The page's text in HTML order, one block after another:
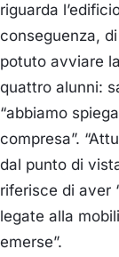
riguarda
conseguenza,
potuto avviare
quattro alunni:
“abbiamo
compresa”.
dal punto di
riferisce di aver
legate alla
emerse”.